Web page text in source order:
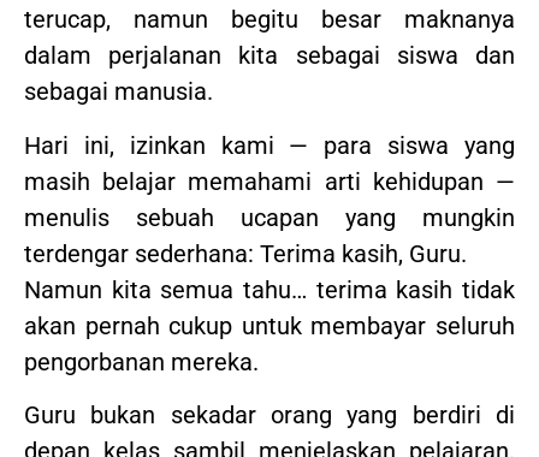
terucap, namun begitu besar maknanya
dalam perjalanan kita sebagai siswa dan
sebagai manusia.
Hari ini, izinkan kami — para siswa yang
masih belajar memahami arti kehidupan —
menulis sebuah ucapan yang mungkin
terdengar sederhana: Terima kasih, Guru.
Namun kita semua tahu… terima kasih tidak
akan pernah cukup untuk membayar seluruh
pengorbanan mereka.
Guru bukan sekadar orang yang berdiri di
depan kelas sambil menjelaskan pelajaran.